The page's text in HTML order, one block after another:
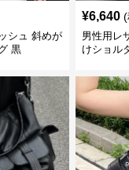
シュ 斜めが
黒
¥6,640 (
男性用レ
けショル